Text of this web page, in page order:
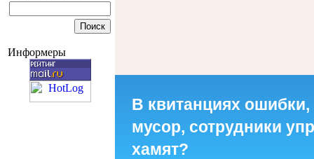
Информеры
В квитанциях
мусор, сотрудники
хамят?